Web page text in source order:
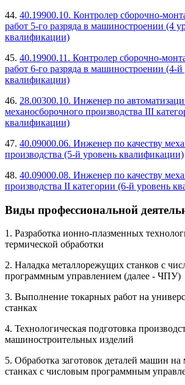
44. 40.19900.10. Контролер сборочно-
работ 5-го разряда в машиностроении (4
квалификации)
45. 40.19900.11. Контролер сборочно-
работ 6-го разряда в машиностроении (4-й
квалификации)
46. 28.00300.10. Инженер по
механосборочного производства III
квалификации)
47. 40.09000.06. Инженер по качеству
производства (5-й уровень квалификации)
48. 40.09000.08. Инженер по качеству
производства II категории (6-й уровень
Виды профессиональной
1. Разработка ионно-плазменных
термической обработки
2. Наладка металлорежущих станков с
программным управлением (далее - ЧПУ)
3. Выполнение токарных работ на
станках
4. Технологическая подготовка
машиностроительных изделий
5. Обработка заготовок деталей машин
станках с числовым программным